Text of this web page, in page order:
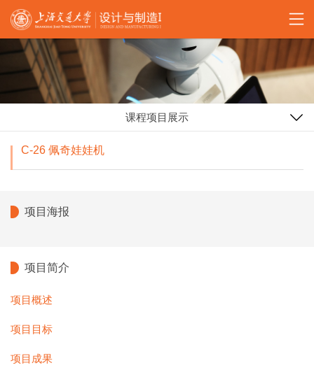
课程项目展示
C-26 佩奇娃娃机
项目海报
项目简介
项目概述
项目目标
项目成果